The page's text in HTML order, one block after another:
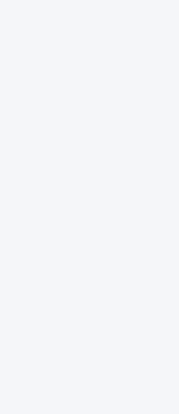
エラーが発生
サブナビゲー
「配送方法の
押し、ルールを
ットフォーム
ルに登録されて
に該当する文